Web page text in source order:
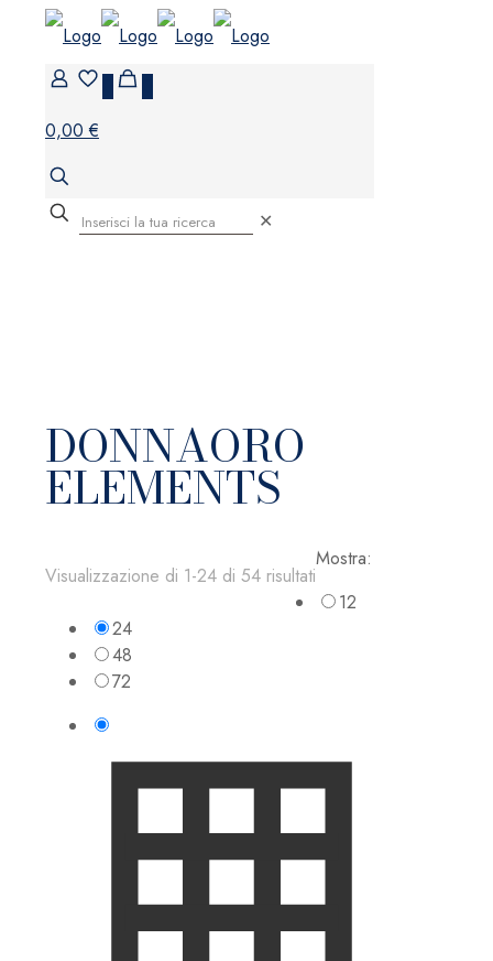
0,00 €
✕
DONNAORO
ELEMENTS
Visualizzazione di 1-24 di 54 risultati
Mostra:
12
24
48
72